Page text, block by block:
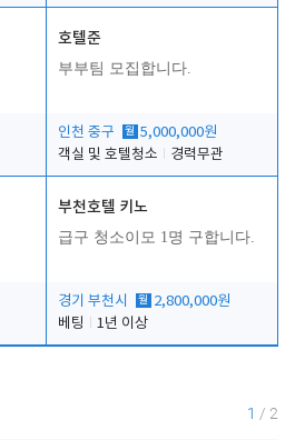
호텔준
부부팀 모집합니다.
인천 중구 월 5,000,000원
객실 및 호텔청소
경력무관
부천호텔 키노
급구 청소이모 1명 구합니다.
경기 부천시 월 2,800,000원
베팅
1년 이상
1 / 2